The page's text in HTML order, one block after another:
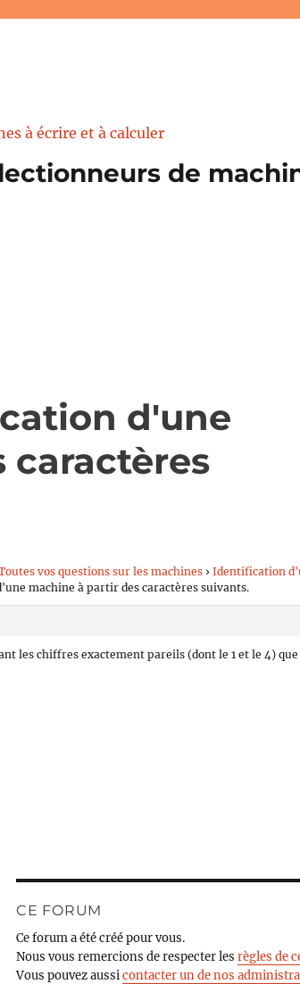
de
d'une
caractères
vos questions sur les machines › Identification
machine à partir des caractères suivants.
les chiffres exactement pareils (dont le 1 et le 4) que
CE FORUM
Ce forum a été créé pour vous.
Nous vous remercions de respecter lesrègles de
Vous pouvez aussicontacter un de nos